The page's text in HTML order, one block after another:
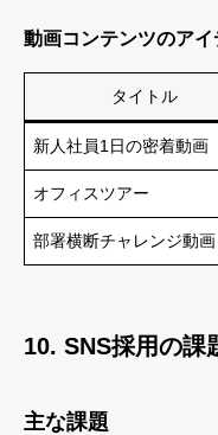
動画コンテンツのアイ
タイトル
新人社員1日の密着動画
オフィスツアー
部署横断チャレンジ動画
10. SNS採用の課
主な課題